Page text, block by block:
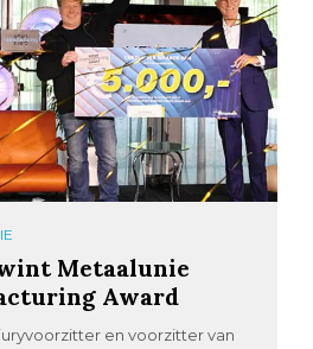
Metaalunie
Award
en voorzitter van